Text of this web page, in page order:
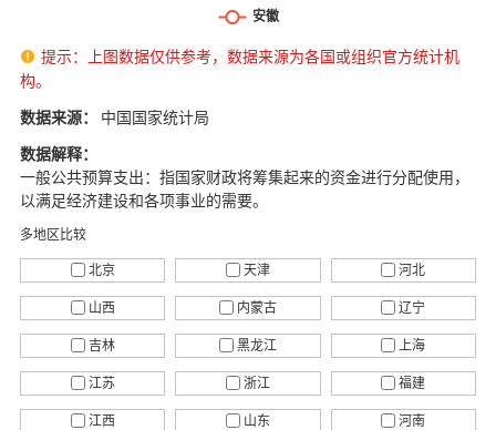
 提示：上图数据仅供参考，数据来源为各国或组织官方统计机
构。
数据来源：
中国国家统计局
数据解释：
一般公共预算支出：指国家财政将筹集起来的资金进行分配使用，
以满足经济建设和各项事业的需要。
多地区比较
北京 天津 河北
山西 内蒙古 辽宁
吉林 黑龙江 上海
江苏 浙江 福建
江西 山东 河南